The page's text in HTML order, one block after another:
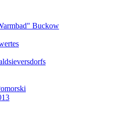
Buckow